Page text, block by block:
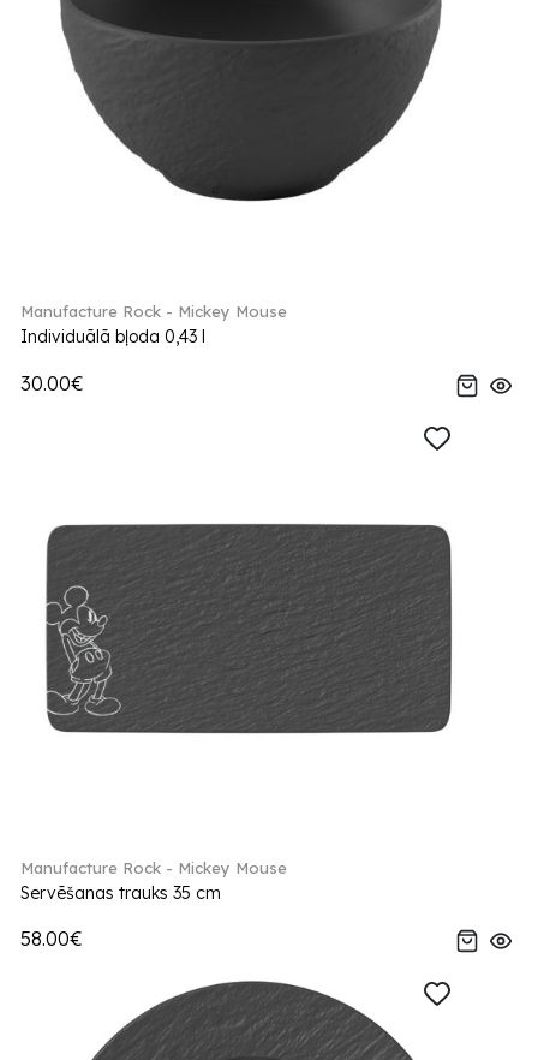
Manufacture Rock - Mickey Mouse
Individuālā bļoda 0,43 l
30.00€
Manufacture Rock - Mickey Mouse
Servēšanas trauks 35 cm
58.00€